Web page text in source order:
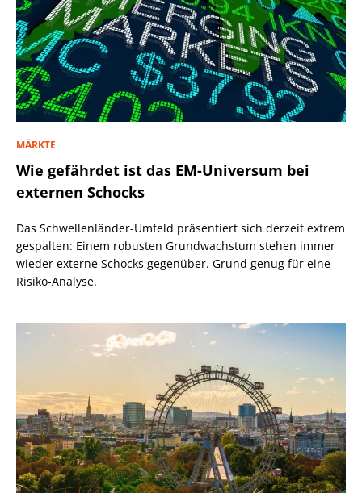
MÄRKTE
Wie gefährdet ist das EM-Universum bei
externen Schocks
Das Schwellenländer-Umfeld präsentiert sich derzeit extrem
gespalten: Einem robusten Grundwachstum stehen immer
wieder externe Schocks gegenüber. Grund genug für eine
Risiko-Analyse.